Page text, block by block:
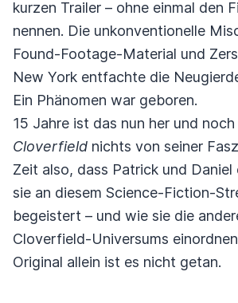
kurzen Trailer – ohne einmal den
nennen. Die unkonventionelle
Found-Footage-Material und
New York entfachte die
Ein Phänomen war geboren.
15 Jahre ist das nun her und
Cloverfield nichts von seiner
Zeit also, dass Patrick und Daniel
sie an diesem Science-Fiction-
begeistert – und wie sie die
Cloverfield-Universums
Original allein ist es nicht getan.